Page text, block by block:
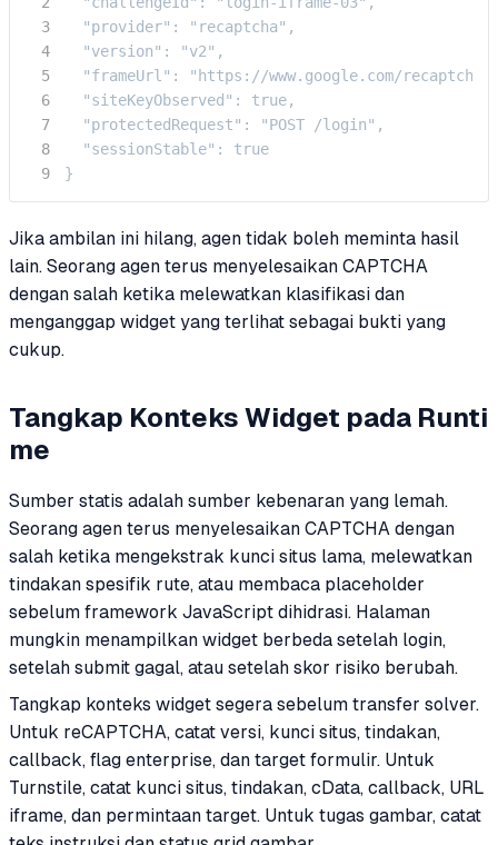
  "provider": "recaptcha",
  "version": "v2",
"frameUrl": "https://www.google.com/recaptcha/
  "siteKeyObserved": true,
  "protectedRequest": "POST /login",
  "sessionStable": true
}
Jika ambilan ini hilang, agen tidak boleh meminta hasil
lain. Seorang agen terus menyelesaikan CAPTCHA
dengan salah ketika melewatkan klasifikasi dan
menganggap widget yang terlihat sebagai bukti yang
cukup.
Tangkap Konteks Widget pada Runti
me
Sumber statis adalah sumber kebenaran yang lemah.
Seorang agen terus menyelesaikan CAPTCHA dengan
salah ketika mengekstrak kunci situs lama, melewatkan
tindakan spesifik rute, atau membaca placeholder
sebelum framework JavaScript dihidrasi. Halaman
mungkin menampilkan widget berbeda setelah login,
setelah submit gagal, atau setelah skor risiko berubah.
Tangkap konteks widget segera sebelum transfer solver.
Untuk reCAPTCHA, catat versi, kunci situs, tindakan,
callback, flag enterprise, dan target formulir. Untuk
Turnstile, catat kunci situs, tindakan, cData, callback, URL
iframe, dan permintaan target. Untuk tugas gambar, catat